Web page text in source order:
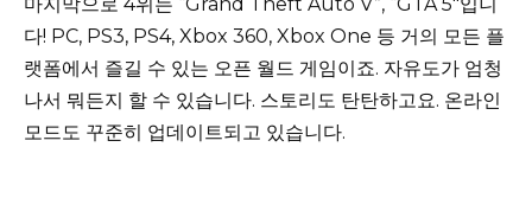
다! PC, PS3, PS4, Xbox 360, Xbox One 등 거의 모든 플
랫폼에서 즐길 수 있는 오픈 월드 게임이죠. 자유도가 엄청
나서 뭐든지 할 수 있습니다. 스토리도 탄탄하고요. 온라인
모드도 꾸준히 업데이트되고 있습니다.